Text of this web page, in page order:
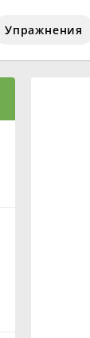
Упражнения